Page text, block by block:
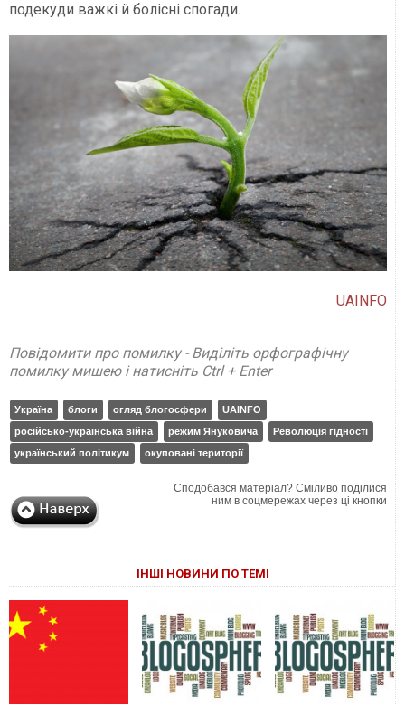
подекуди важкі й болісні спогади.
UAINFO
Повідомити про помилку - Виділіть орфографічну
помилку мишею і натисніть Ctrl + Enter
Україна блоги огляд блогосфери
UAINFO
російсько-українська війна
режим Януковича
Революція гідності
український політикум
окуповані території
Сподобався матеріал? Сміливо поділися
ним в соцмережах через ці кнопки
ІНШІ НОВИНИ ПО ТЕМІ